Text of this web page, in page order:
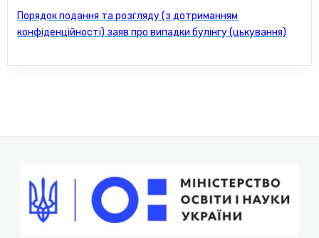
Порядок подання та розгляду (з дотриманням
конфіденційності) заявпро випадки булінгу (цькування)